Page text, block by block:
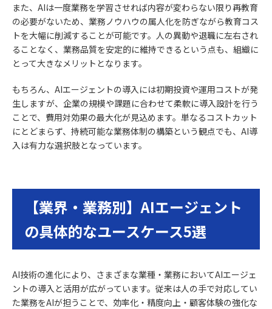
また、AIは一度業務を学習させれば内容が変わらない限り再教育
の必要がないため、業務ノウハウの属人化を防ぎながら教育コス
トを大幅に削減することが可能です。人の異動や退職に左右され
ることなく、業務品質を安定的に維持できるという点も、組織に
とって大きなメリットとなります。
もちろん、AIエージェントの導入には初期投資や運用コストが発
生しますが、企業の規模や課題に合わせて柔軟に導入設計を行う
ことで、費用対効果の最大化が見込めます。単なるコストカット
にとどまらず、持続可能な業務体制の構築という観点でも、AI導
入は有力な選択肢となっています。
【業界・業務別】AIエージェント
の具体的なユースケース5選
AI技術の進化により、さまざまな業種・業務においてAIエージェ
ントの導入と活用が広がっています。従来は人の手で対応してい
た業務をAIが担うことで、効率化・精度向上・顧客体験の強化な